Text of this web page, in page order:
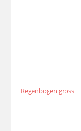
Regenbogen gross